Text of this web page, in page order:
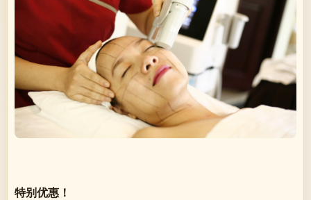
特别优惠！